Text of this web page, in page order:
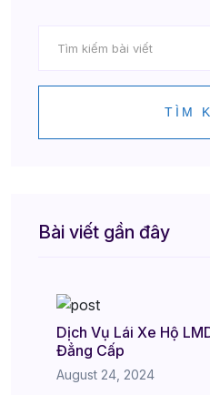
TÌM
Bài viết gần đây
Dịch Vụ Lái Xe Hộ
Đẳng Cấp
August 24, 2024